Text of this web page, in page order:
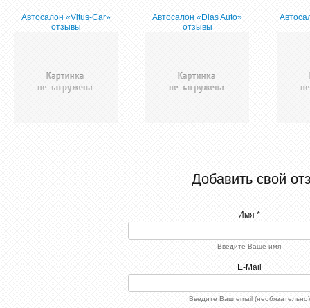
Автосалон «Vitus-Car»
отзывы
Автосалон «Dias Auto»
отзывы
Добавить свой
Имя *
Введите Ваше имя
E-Mail
Введите Ваш email (необязательно)